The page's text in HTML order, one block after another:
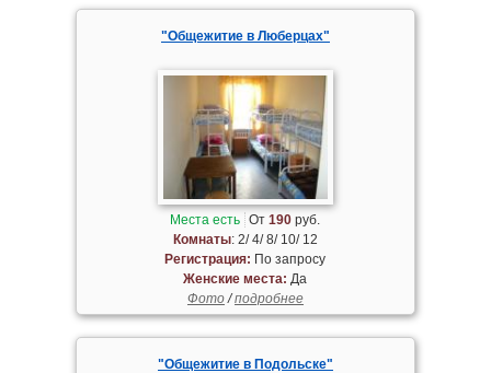
"Общежитие в Люберцах"
Места есть От190 руб.
Комнаты: 2/ 4/ 8/ 10/ 12
Регистрация: По запросу
Женские места: Да
Фото/подробнее
"Общежитие в Подольске"